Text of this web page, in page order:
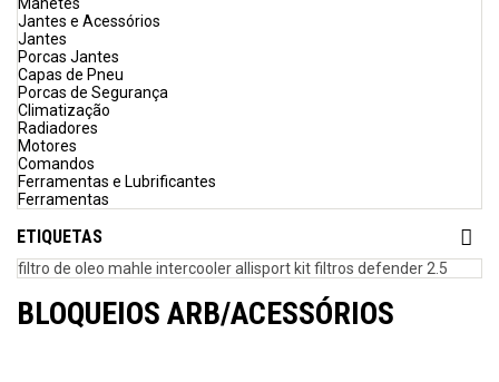
Jantes e Acessórios
Jantes
Porcas Jantes
Capas de Pneu
Porcas de Segurança
Climatização
Radiadores
Motores
Comandos
Ferramentas e Lubrificantes
Ferramentas
ETIQUETAS
filtro de oleo mahle intercooler allisport kit filtros defender 2.5
BLOQUEIOS ARB/ACESSÓRIOS